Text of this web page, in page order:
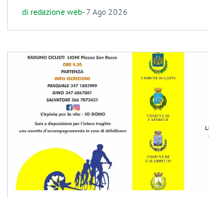
di redazione web-7 Ago 2026